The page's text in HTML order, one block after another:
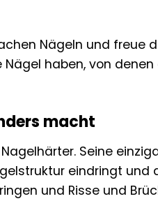
Nägeln und freue
Nägel haben, von
macht
Seine
eindringt und
und Risse und